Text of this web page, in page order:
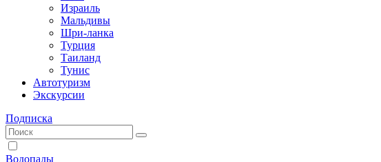
Израиль
Мальдивы
Шри-ланка
Турция
Таиланд
Тунис
Автотуризм
Экскурсии
Подписка
Водопады